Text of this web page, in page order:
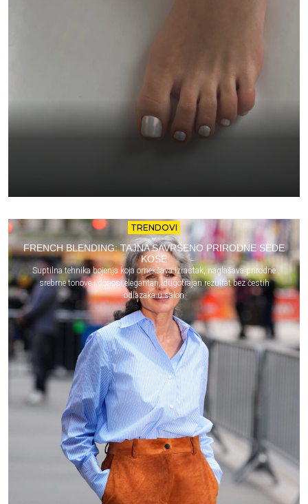
TRENDOVI
FRENCH BLENDING: TAJNA SAVRŠENO PRIRODNE SEDE
KOSE
Suptilna tehnika bojenja koja omekšava izrastak, naglašava prirodne
srebrne tonove i donosi elegantan, dugotrajan rezultat bez čestih
odlazaka u salon